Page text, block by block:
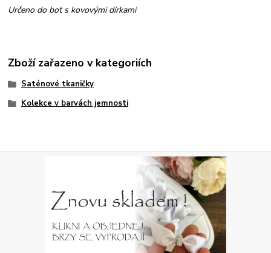
Určeno do bot s kovovými dírkami
Zboží zařazeno v kategoriích
Saténové tkaničky
Kolekce v barvách jemnosti